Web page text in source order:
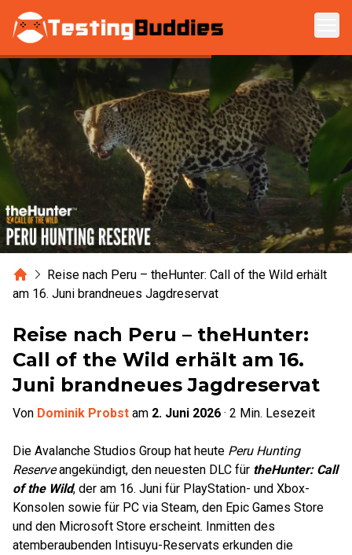
Zum Hauptinhalt springen
HomeReise nach Peru – theHunter: Call of the Wild erhält
am 16. Juni brandneues Jagdreservat
Reise nach Peru – theHunter:
Call of the Wild erhält am 16.
Juni brandneues Jagdreservat
Von Dominik Probst am 2. Juni 2026 · 2 Min. Lesezeit
Die Avalanche Studios Group hat heute Peru Hunting
Reserveangekündigt, den neuesten DLC für theHunter: Call
of the Wild, der am 16. Juni für PlayStation- und Xbox-
Konsolen sowie für PC via Steam, den Epic Games Store
und den Microsoft Store erscheint. Inmitten des
atemberaubenden Intisuyu-Reservats erkunden die